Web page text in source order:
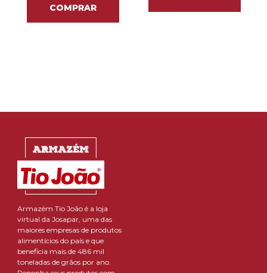
COMPRAR
Armazém Tio João é a loja
virtual da Josapar, uma das
maiores empresas de produtos
alimentícios do país e que
beneficia mais de 486 mil
toneladas de grãos por ano.